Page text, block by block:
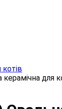
котів
керамічна для